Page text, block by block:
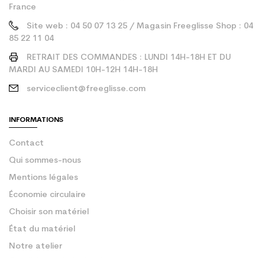
France
Site web : 04 50 07 13 25 / Magasin Freeglisse Shop : 04
85 22 11 04
RETRAIT DES COMMANDES : LUNDI 14H-18H ET DU
MARDI AU SAMEDI 10H-12H 14H-18H
serviceclient@freeglisse.com
INFORMATIONS
Contact
Qui sommes-nous
Mentions légales
Économie circulaire
Choisir son matériel
État du matériel
Notre atelier